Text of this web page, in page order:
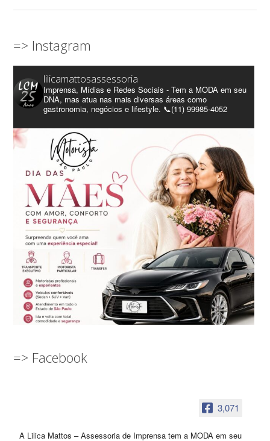
=> Instagram
lilicamattosassessoria
Imprensa, Mídias e Redes Sociais - Tem a MODA em seu
DNA, mas atua nas mais diversas áreas como
gastronomia, negócios e lifestyle. 📞(11) 99985-4052
=> Facebook
3,071
A Lilica Mattos – Assessoria de Imprensa tem a MODA em seu